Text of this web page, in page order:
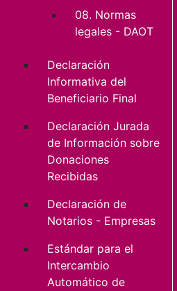
08. Normas
legales - DAOT
Declaración
Informativa del
Beneficiario Final
Declaración Jurada
de Información sobre
Donaciones
Recibidas
Declaración de
Notarios - Empresas
Estándar para el
Intercambio
Automático de